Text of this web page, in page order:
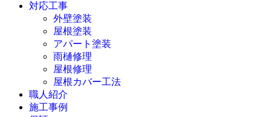
対応工事
外壁塗装
屋根塗装
アパート塗装
雨樋修理
屋根修理
屋根カバー工法
職人紹介
施工事例